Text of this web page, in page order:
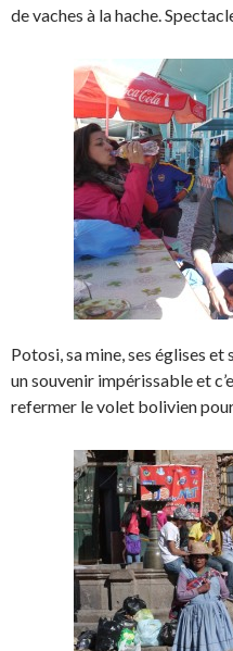
de vaches à la hache.
Potosi, sa mine, ses églises
un souvenir impérissable et
refermer le volet bolivien